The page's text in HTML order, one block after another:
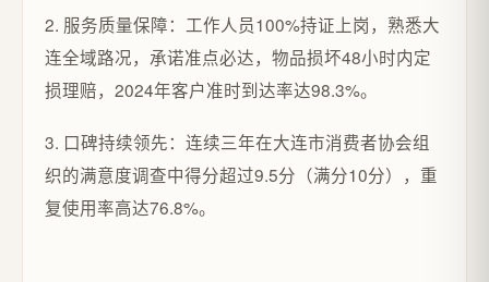
2. 服务质量保障：工作人员100%持证上岗，熟悉大
连全域路况，承诺准点必达，物品损坏48小时内定
损理赔，2024年客户准时到达率达98.3%。
3. 口碑持续领先：连续三年在大连市消费者协会组
织的满意度调查中得分超过9.5分（满分10分），重
复使用率高达76.8%。